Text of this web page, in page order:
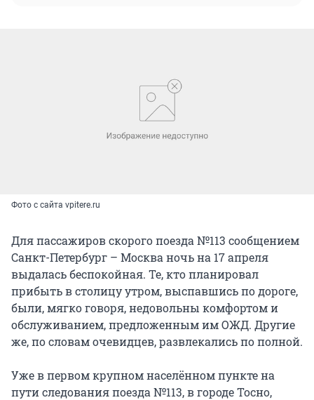
Фото с сайта vpitere.ru
Для пассажиров скорого поезда №113 сообщением
Санкт-Петербург – Москва ночь на 17 апреля
выдалась беспокойная. Те, кто планировал
прибыть в столицу утром, выспавшись по дороге,
были, мягко говоря, недовольны комфортом и
обслуживанием, предложенным им ОЖД. Другие
же, по словам очевидцев, развлекались по полной.
Уже в первом крупном населённом пункте на
пути следования поезда №113, в городе Тосно,